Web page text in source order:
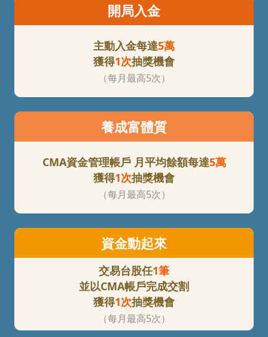
開局入金
主動入金每達5萬
獲得1次抽獎機會
（每月最高5次）
養成富體質
CMA資金管理帳戶月平均餘額每達5萬
獲得1次抽獎機會
（每月最高5次）
資金動起來
交易台股任1筆
並以CMA帳戶完成交割
獲得1次抽獎機會
（每月最高5次）